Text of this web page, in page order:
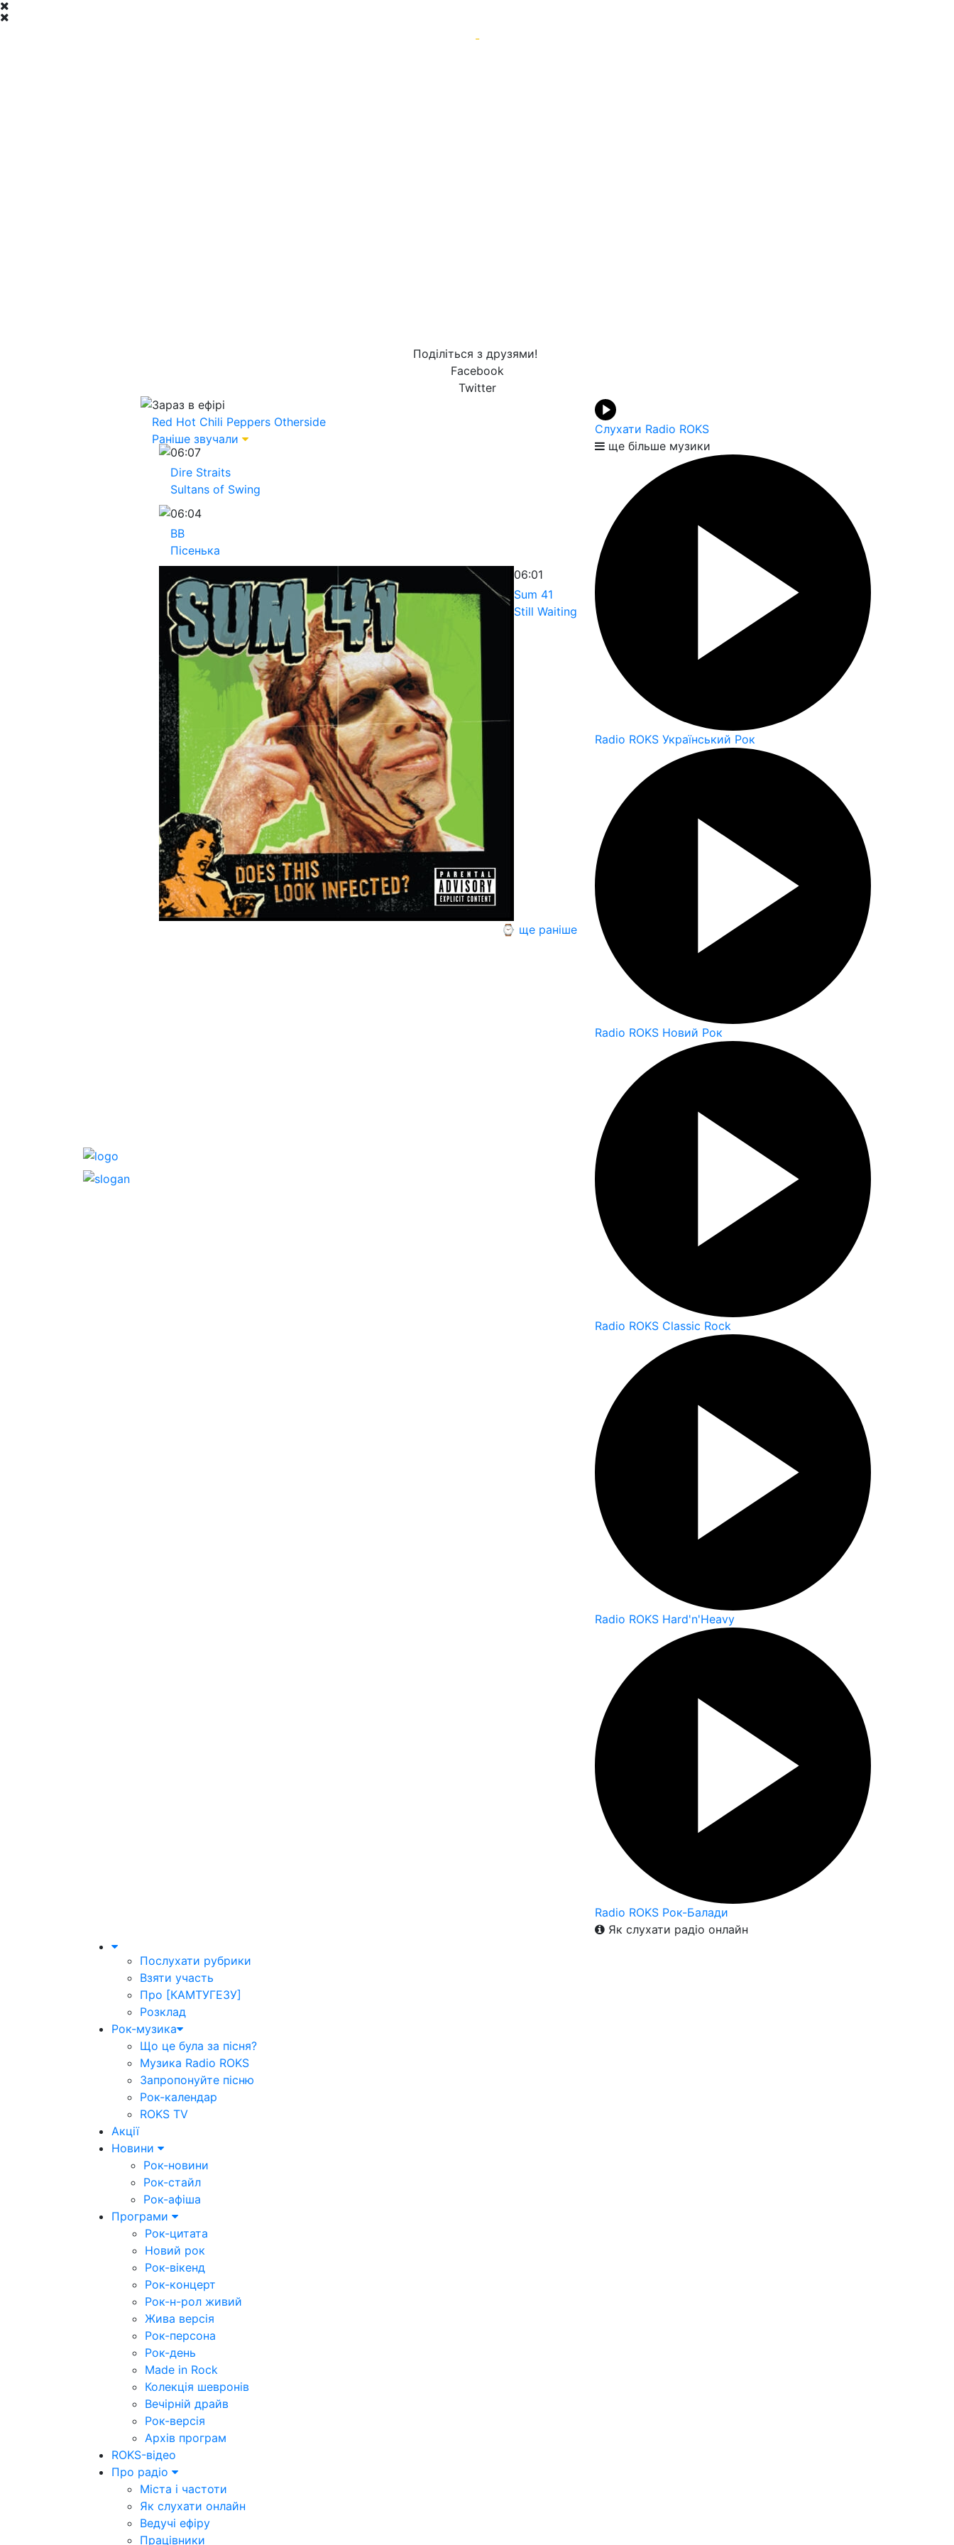
-
Поділіться з друзями!
Facebook
Twitter
Зараз в ефірі
Red Hot Chili Peppers Otherside
Раніше звучали
06:07
Dire Straits
Sultans of Swing
06:04
ВВ
Пісенька
06:01
Sum 41
Still Waiting
⌚ ще раніше
Слухати Radio ROKS
ще більше музики
Radio ROKS Український Рок
Radio ROKS Новий Рок
Radio ROKS Classic Rock
Radio ROKS Hard'n'Heavy
Radio ROKS Рок-Балади
Як слухати радіо онлайн
Послухати рубрики
Взяти участь
Про [КАМТУГЕЗУ]
Розклад
Рок-музика
Що це була за пісня?
Музика Radio ROKS
Запропонуйте пісню
Рок-календар
ROKS TV
Акції
Новини
Рок-новини
Рок-стайл
Рок-афіша
Програми
Рок-цитата
Новий рок
Рок-вікенд
Рок-концерт
Рок-н-рол живий
Жива версія
Рок-персона
Рок-день
Made in Rock
Колекція шевронів
Вечірній драйв
Рок-версія
Архів програм
ROKS-відео
Про радіо
Міста і частоти
Як слухати онлайн
Ведучі ефіру
Працівники